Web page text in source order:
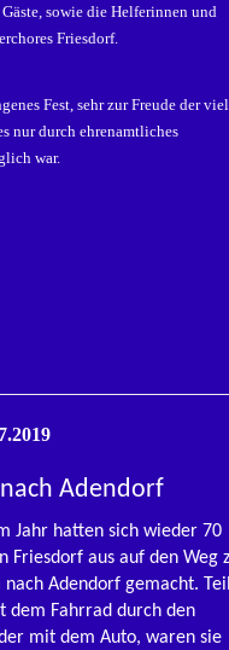
sowie die Helferinnen und
Friesdorf.
Fest, sehr zur Freude der
nur durch ehrenamtliches
war.
Adendorf
Jahr hatten sich wieder 70
Friesdorf aus auf den Weg
Adendorf gemacht.
dem Fahrrad durch den
mit dem Auto, waren sie